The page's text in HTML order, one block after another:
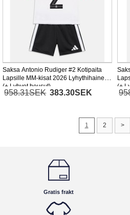
Saksa Antonio Rudiger #2 Kotipaita
Lapsille MM-kisat 2026 Lyhythihainen
(+ Lyhyet housut)
958.31SEK 383.30SEK
(+
1 2 >
Gratis frakt